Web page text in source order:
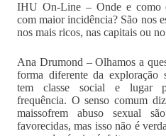
IHU On-Line – Onde e como
com maior incidência? São nos
nos mais ricos, nas capitais ou
Ana Drumond – Olhamos a
forma diferente da exploração
tem classe social e lugar
frequência. O senso comum
maissofrem abuso sexual
favorecidas, mas isso não é